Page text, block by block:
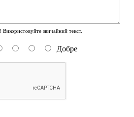
звичайний текст.
Добре